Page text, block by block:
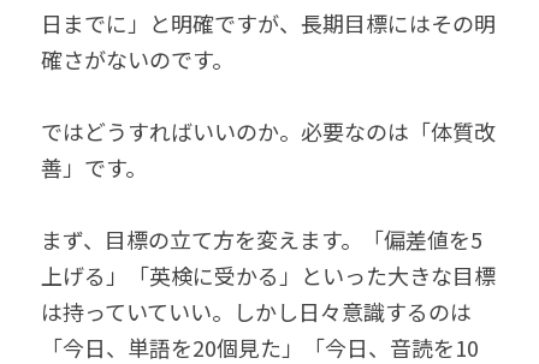
日までに」と明確ですが、長期目標にはその明
確さがないのです。
ではどうすればいいのか。必要なのは「体質改
善」です。
まず、目標の立て方を変えます。「偏差値を5
上げる」「英検に受かる」といった大きな目標
は持っていていい。しかし日々意識するのは
「今日、単語を20個見た」「今日、音読を10